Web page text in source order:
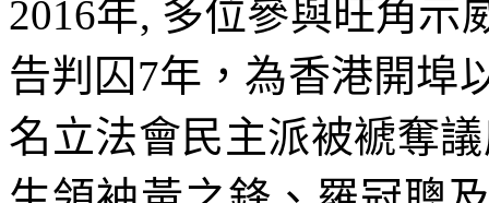
2016年, 多位參與旺角示
告判囚 7年，為香港開埠
名立法會民主派被褫奪